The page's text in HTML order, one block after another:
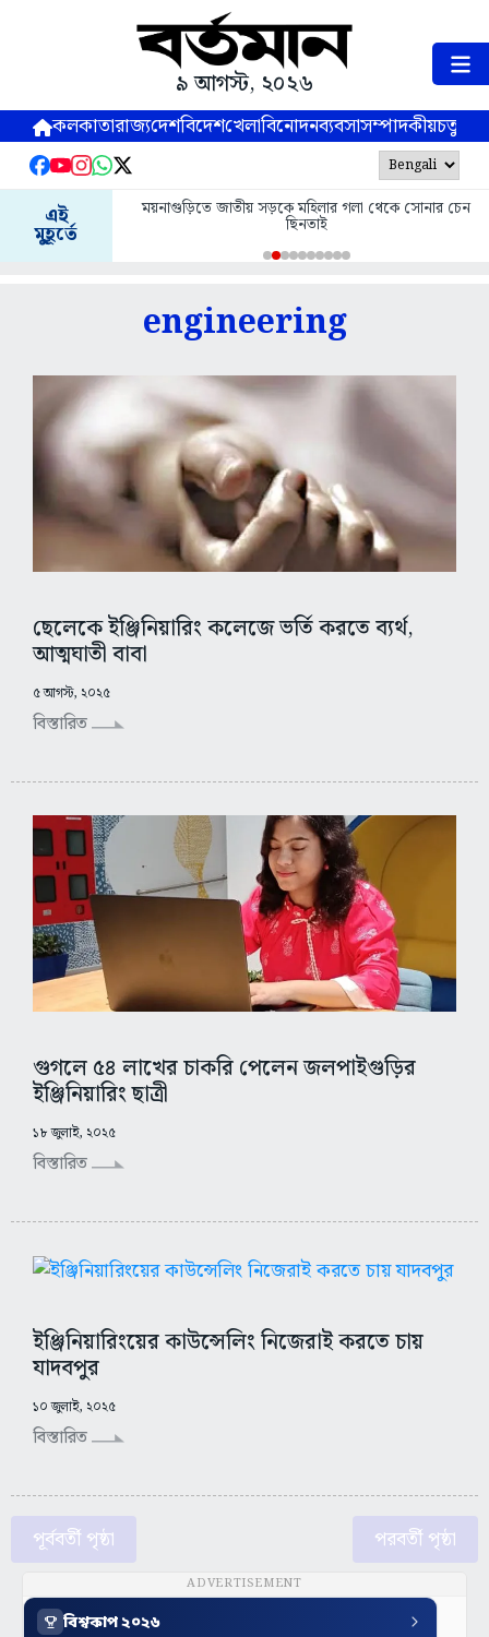
৯ আগস্ট, ২০২৬
কলকাতারাজ্যদেশবিদেশখেলাবিনোদনব্যবসাসম্পাদকীয়
এই
মুহূর্তে
ময়নাগুড়িতে জাতীয় সড়কে মহিলার গলা থেকে সোনার চেন
ছিনতাই
engineering
ছেলেকে ইঞ্জিনিয়ারিং কলেজে ভর্তি করতে ব্যর্থ,
আত্মঘাতী বাবা
৫ আগস্ট, ২০২৫
বিস্তারিত
গুগলে ৫৪ লাখের চাকরি পেলেন জলপাইগুড়ির
ইঞ্জিনিয়ারিং ছাত্রী
১৮ জুলাই, ২০২৫
বিস্তারিত
ইঞ্জিনিয়ারিংয়ের কাউন্সেলিং নিজেরাই করতে চায়
যাদবপুর
১০ জুলাই, ২০২৫
বিস্তারিত
পূর্ববর্তী পৃষ্ঠা পরবর্তী পৃষ্ঠা
ADVERTISEMENT